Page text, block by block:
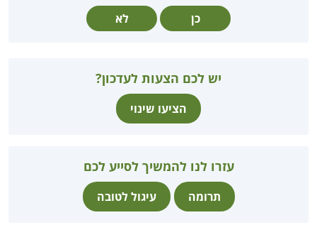
כן לא
יש לכם הצעות לעדכון?
הציעו שינוי
עזרו לנו להמשיך לסייע לכם
תרומה עיגול לטובה